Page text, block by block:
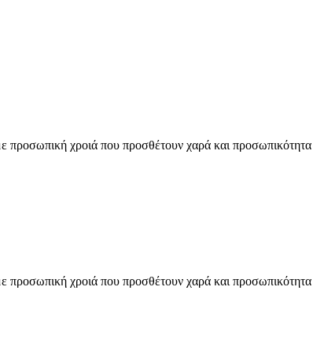
χροιά που προσθέτουν χαρά και προσωπικότητα
χροιά που προσθέτουν χαρά και προσωπικότητα